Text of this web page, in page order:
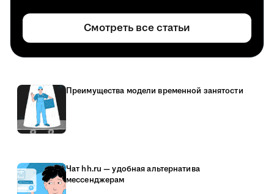
Смотреть все статьи
Преимущества модели временной занятости
Чат hh.ru — удобная альтернатива
мессенджерам